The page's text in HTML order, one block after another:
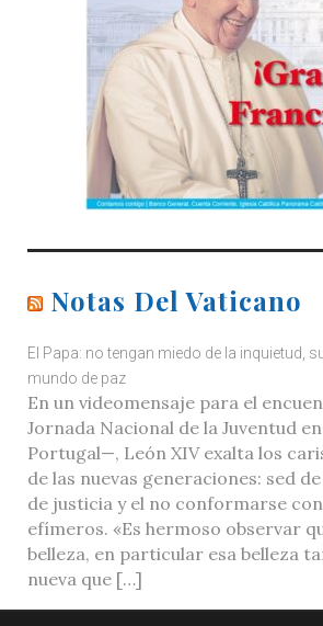
Notas Del Vaticano
El Papa: no tengan miedo de la inquietud,
mundo de paz
En un videomensaje para el
Jornada Nacional de la Juventud
Portugal—, León XIV exalta los
de las nuevas generaciones: sed
de justicia y el no conformarse
efímeros. «Es hermoso observar
belleza, en particular esa belleza
nueva que […]